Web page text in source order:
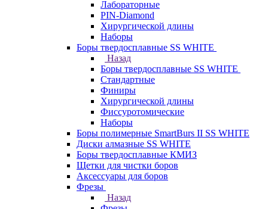
Лабораторные
PIN-Diamond
Хирургической длины
Наборы
Боры твердосплавные SS WHITE
Назад
Боры твердосплавные SS WHITE
Стандартные
Финиры
Хирургической длины
Фиссуротомические
Наборы
Боры полимерные SmartBurs II SS WHITE
Диски алмазные SS WHITE
Боры твердосплавные КМИЗ
Щетки для чистки боров
Аксессуары для боров
Фрезы
Назад